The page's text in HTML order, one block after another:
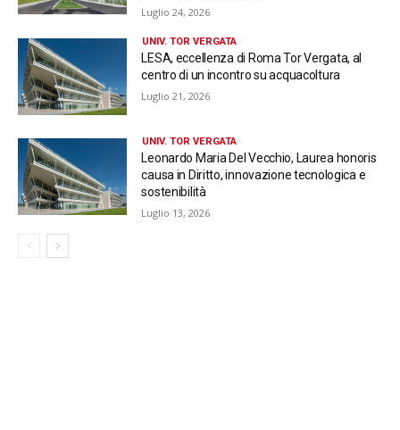
Luglio 24, 2026
UNIV. TOR VERGATA
LESA, eccellenza di Roma Tor Vergata, al
centro di un incontro su acquacoltura
Luglio 21, 2026
UNIV. TOR VERGATA
Leonardo Maria Del Vecchio, Laurea honoris
causa in Diritto, innovazione tecnologica e
sostenibilità
Luglio 13, 2026